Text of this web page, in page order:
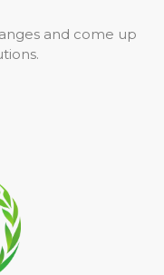
and come up